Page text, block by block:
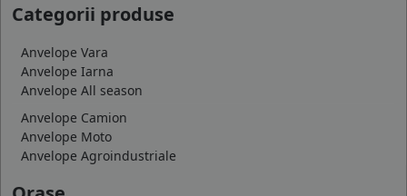
Categorii produse
Anvelope Vara
Anvelope Iarna
Anvelope All season
Anvelope Camion
Anvelope Moto
Anvelope Agroindustriale